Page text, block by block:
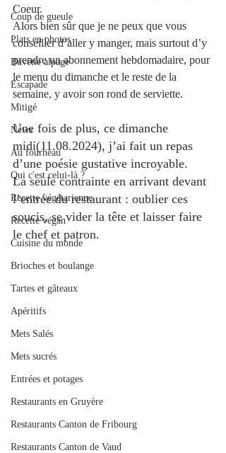
Coup de gueule
Plats en photos
Buvette alpage
Escapade
Mitigé
News
Au fourneau
Qui c'est celui-là ?
Recette végétarienne
Recette végan
Cuisine du monde
Brioches et boulange
Tartes et gâteaux
Apéritifs
Mets Salés
Mets sucrés
Entrées et potages
Restaurants en Gruyère
Restaurants Canton de Fribourg
Restaurants Canton de Vaud
Coeur.
Alors bien sûr que je ne peux que vous
conseiller d’aller y manger, mais surtout d’y
prendre un abonnement hebdomadaire, pour
le menu du dimanche et le reste de la
semaine, y avoir son rond de serviette.
Une fois de plus, ce dimanche
midi(11.08.2024), j’ai fait un repas
d’une poésie gustative incroyable.
La seule contrainte en arrivant devant
l’entrée du restaurant : oublier ces
soucis, se vider la tête et laisser faire
le chef et patron.